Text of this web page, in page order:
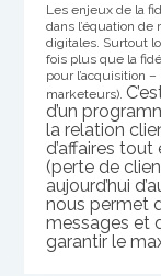
Les enjeux de la
dans l’équation
digitales. Surtout
fois plus que la
pour l’acquisition
marketeurs).
d’un
la relation
d’affaires
(perte de
aujourd’hui
nous permet
messages et
garantir le